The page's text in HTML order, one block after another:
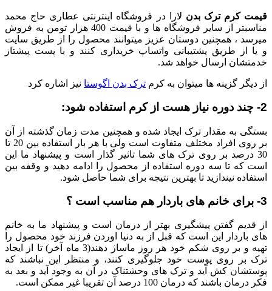
قیمت کرم ترک بدن لارا در فروشگاه اینترنتی عطاری حاج محمد
مناسبتر از سایر فروشگاه ها و با قیمت 400 هزار تومن به فروش
میرسد ، همچنین دوستان عزیز میتوانند محصول را از طریق سایت
و یا از طریق پشتیبانی واتساپ خریداری کنند و با پست پیشتاز
خدمتشان ارسال خواهد شد.
از دیگر گزینه ها میتوان به کرم ترک بدن اگوستا نیز اشاره کرد
2- چند دوره نیاز هست از کرم استفاده شود:
بستگی به مقدار ترک ایجاد شده و همچنین مدت زمان گذشته از آن
بر روی افراد مختلف متفاوت است ولی با هر بار استفاده بین 20 تا
30 درصد بر روی ترک های شما تاثیر گذار است و پیشنهاد ما این
است که تا سه دوره استفاده از محصول را ادامه دهید و وقفه بین
استفاده نیندازید تا بهترین نتیجه برای شما حاصل شود.
3- برای خانم های باردار هم مناسب است ؟
از قدیم گفتن پیشگیری بهتر از درمان است و پیشنهاد ما به خانم
های باردار این است که قبل از به دنیا اوردن فرزند خود محصول را
تهیه و بر روی شکم خود هر روز ماساژ دهند(3 ماه آخر) تا از ایجاد
ترک بر روی پوست خود جلوگیری کنند، و منتظر این نباشند که
پوستشان کش آید و ترک های وحشتناک در آن به وجود آید و بعد به
فکر درمان باشند که درمان 100 درصد آن تقریبا غیر ممکن است.